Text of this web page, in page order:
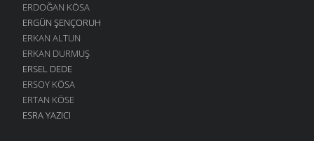
ERDOĞAN KÖSA
ERGÜN ŞENÇORUH
ERKAN ALTUN
ERKAN DURMUŞ
ERSEL DEDE
ERSOY KÖSA
ERTAN KÖSE
ESRA YAZICI